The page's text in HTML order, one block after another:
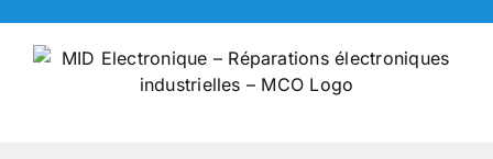
content